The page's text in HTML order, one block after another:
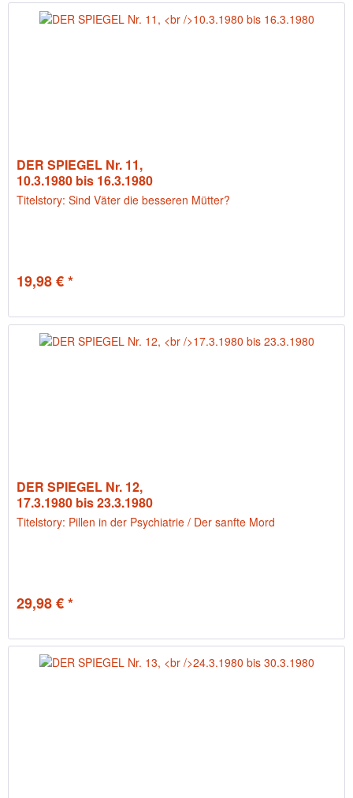
DER SPIEGEL Nr. 11,
10.3.1980 bis 16.3.1980
Titelstory: Sind Väter die besseren Mütter?
19,98 € *
DER SPIEGEL Nr. 12,
17.3.1980 bis 23.3.1980
Titelstory: Pillen in der Psychiatrie / Der sanfte Mord
29,98 € *